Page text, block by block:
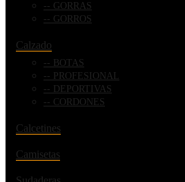
GORRAS
GORROS
Calzado
BOTAS
PROFESIONAL
DEPORTIVAS
CORDONES
Calcetines
Camisetas